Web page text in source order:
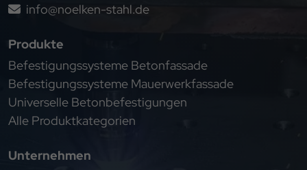
info@noelken-stahl.de
Produkte
Befestigungssysteme Betonfassade
Befestigungssysteme Mauerwerkfassade
Universelle Betonbefestigungen
Alle Produktkategorien
Unternehmen